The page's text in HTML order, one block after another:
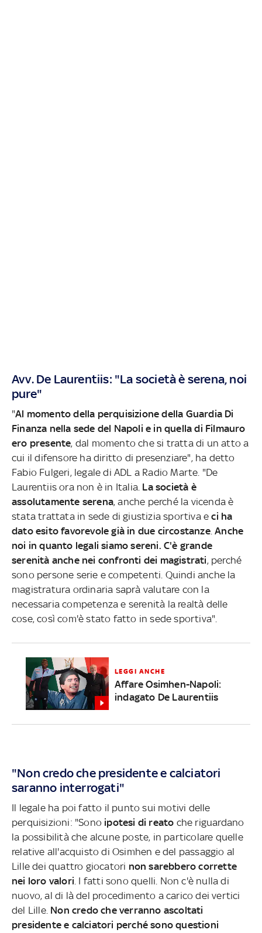
Avv. De Laurentiis: "La società è serena, noi
pure"
"Al momento della perquisizione della Guardia Di
Finanza nella sede del Napoli e in quella di Filmauro
ero presente, dal momento che si tratta di un atto a
cui il difensore ha diritto di presenziare", ha detto
Fabio Fulgeri, legale di ADL a Radio Marte. "De
Laurentiis ora non è in Italia. La società è
assolutamente serena, anche perché la vicenda è
stata trattata in sede di giustizia sportiva eci ha
dato esito favorevole già in due circostanze.Anche
noi in quanto legali siamo sereni. C'è grande
serenità anche nei confronti dei magistrati, perché
sono persone serie e competenti. Quindi anche la
magistratura ordinaria saprà valutare con la
necessaria competenza e serenità la realtà delle
cose, così com'è stato fatto in sede sportiva".
LEGGI ANCHE
Affare Osimhen-Napoli:
indagato De Laurentiis
"Non credo che presidente e calciatori
saranno interrogati"
Il legale ha poi fatto il punto sui motivi delle
perquisizioni: "Sono ipotesi di reato che riguardano
la possibilità che alcune poste, in particolare quelle
relative all'acquisto di Osimhen e del passaggio al
Lille dei quattro giocatori non sarebbero corrette
nei loro valori . I fatti sono quelli. Non c'è nulla di
nuovo, al di là del procedimento a carico dei vertici
del Lille. Non credo che verranno ascoltati
presidente e calciatori perché sono questioni